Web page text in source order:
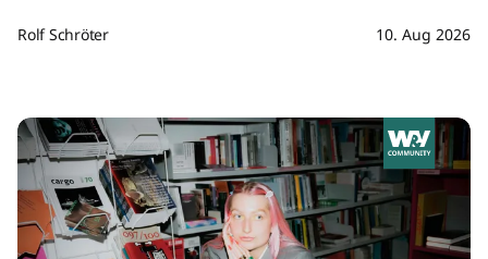
Rolf Schröter 10. Aug 2026